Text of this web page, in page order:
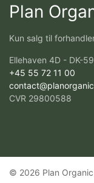
Plan
Kun salg til
Ellehaven 4D - DK-
+45 55 72 11 00
CVR 29800588
© 2026 Plan